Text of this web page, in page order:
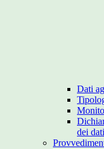
Dati
dei dati